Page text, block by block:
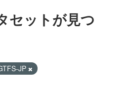
セットが見つ
JP